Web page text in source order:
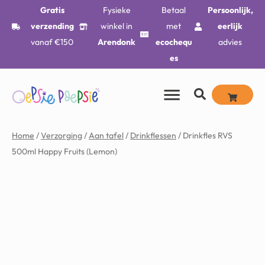
Gratis
verzending
vanaf €150
Fysieke
winkel in
Arendonk
Betaal
met
ecochequ
es
Persoonlijk,
eerlijk
advies
Home /Verzorging/Aan tafel/ Drinkflessen / Drinkfles RVS
500ml Happy Fruits (Lemon)